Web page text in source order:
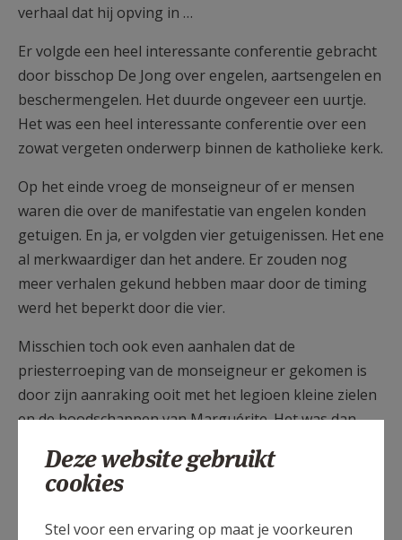
verhaal dat hij opving in …
Er volgde een heel interessante conferentie gebracht
door bisschop De Jong over engelen, aartsengelen en
beschermengelen. Het duurde ongeveer een uurtje.
Het was een heel interessante conferentie over een
zowat vergeten onderwerp binnen de katholieke kerk.
Op het einde vroeg de monseigneur of er mensen
waren die over de manifestatie van engelen konden
getuigen. En ja, er volgden vier getuigenissen. Het ene
al merkwaardiger dan het andere. Er zouden nog
meer verhalen gekund hebben maar door de timing
werd het beperkt door die vier.
Misschien toch ook even aanhalen dat de
priesterroeping van de monseigneur er gekomen is
door zijn aanraking ooit met het legioen kleine zielen
en de boodschappen van Marguérite. Het was dan
Deze website gebruikt
cookies
Stel voor een ervaring op maat je voorkeuren